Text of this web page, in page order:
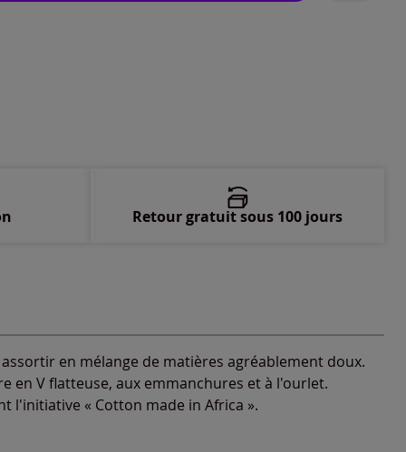
En stock
en mélange de matières agréablement doux.
en V flatteuse, aux emmanchures et à l'ourlet.
l'initiative « Cotton made in Africa ».
Retour gratuit sous 100 jours